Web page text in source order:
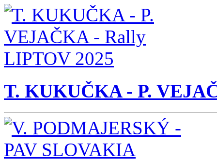
T. KUKUČKA - P.